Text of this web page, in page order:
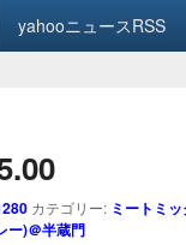
yahooニュースRSS
カテゴリー: ミートミ
ー)＠半蔵門